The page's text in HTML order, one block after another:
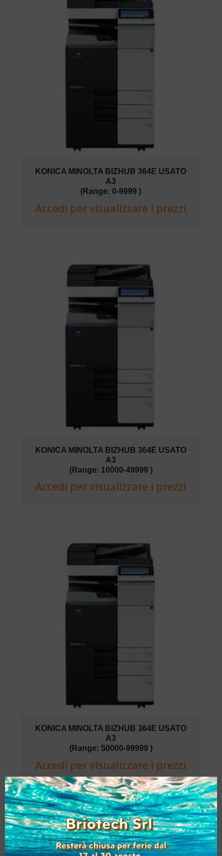
KONICA MINOLTA BIZHUB 364E USATO
A3
(Range: 0-9999 )
Accedi per visualizzare i prezzi
KONICA MINOLTA BIZHUB 364E USATO
A3
(Range: 10000-49999 )
Accedi per visualizzare i prezzi
KONICA MINOLTA BIZHUB 364E USATO
A3
(Range: 50000-99999 )
Accedi per visualizzare i prezzi